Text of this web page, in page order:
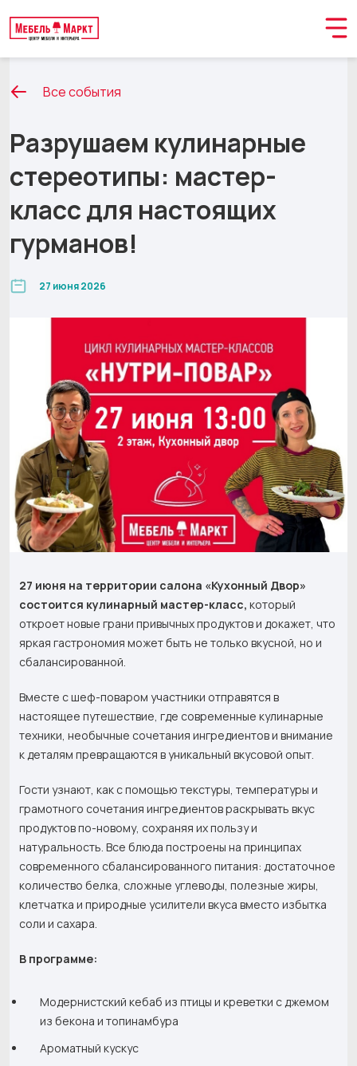
Все события
27 июня 2026
Разрушаем кулинарные
стереотипы: мастер-
класс для настоящих
гурманов!
27 июня на территории салона «Кухонный Двор»
состоится кулинарный мастер-класс, который
откроет новые грани привычных продуктов и докажет, что
яркая гастрономия может быть не только вкусной, но и
сбалансированной.
Вместе с шеф-поваром участники отправятся в
настоящее путешествие, где современные кулинарные
техники, необычные сочетания ингредиентов и внимание
к деталям превращаются в уникальный вкусовой опыт.
Гости узнают, как с помощью текстуры, температуры и
грамотного сочетания ингредиентов раскрывать вкус
продуктов по-новому, сохраняя их пользу и
натуральность. Все блюда построены на принципах
современного сбалансированного питания: достаточное
количество белка, сложные углеводы, полезные жиры,
клетчатка и природные усилители вкуса вместо избытка
соли и сахара.
В программе:
Модернистский кебаб из птицы и креветки с джемом
из бекона и топинамбура
Ароматный кускус
Обращение принято